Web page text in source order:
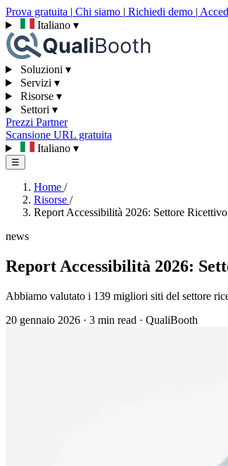
Prova gratuita | Chi siamo | Richiedi demo |
Italiano ▾
Soluzioni ▾
Servizi ▾
Risorse ▾
Settori ▾
Prezzi Partner
Scansione URL gratuita
Italiano ▾
☰
Home /
Risorse /
Report Accessibilità 2026: Settore
news
Report Accessibilità 2026:
Abbiamo valutato i 139 migliori siti del settore
20 gennaio 2026 · 3 min read · QualiBooth